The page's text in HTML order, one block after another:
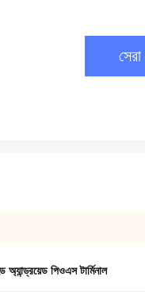
অ্যান্ড্রয়েড পিওএস টার্মিনাল